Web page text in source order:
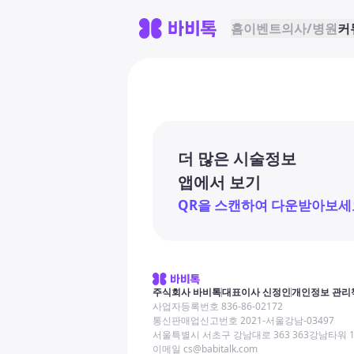
홈이벤트의사/병원커
더 많은 시술정보
앱에서 보기
QR을 스캔하여 다운받아보세
주식회사 바비톡대표이사 신정인개인정보 관리
사업자등록번호 836-86-02172
통신판매업신고번호 2021-서울강남-03497
서울특별시 서초구 강남대로 363 363강남타워
이메일 cs@babitalk.com